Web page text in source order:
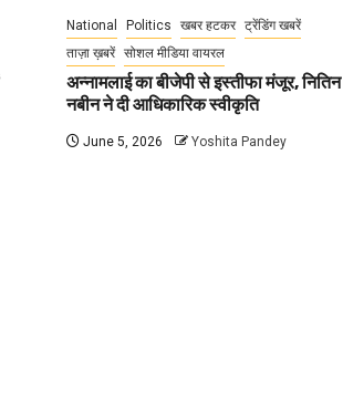
National Politics खबर हटकर ट्रेंडिंग खबरें
ताज़ा ख़बरें सोशल मीडिया वायरल
अन्नामलाई का बीजेपी से इस्तीफा मंजूर, नितिन
नबीन ने दी आधिकारिक स्वीकृति
June 5, 2026 Yoshita Pandey